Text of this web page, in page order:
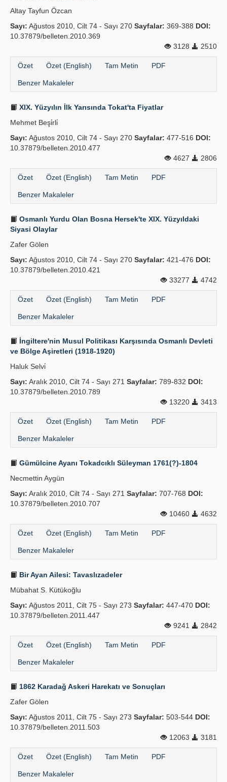
Altay Tayfun Özcan
Sayı: Ağustos 2010, Cilt 74 - Sayı 270 Sayfalar: 369-388 DOI:
10.37879/belleten.2010.369
3128
2510
Özet Özet (English) Tam Metin PDF
Benzer Makaleler
XIX. Yüzyılın İlk Yarısında Tokat'ta Fiyatlar
Mehmet Beşi̇rli̇
Sayı: Ağustos 2010, Cilt 74 - Sayı 270 Sayfalar: 477-516 DOI:
10.37879/belleten.2010.477
4627
2806
Özet Özet (English) Tam Metin PDF
Benzer Makaleler
Osmanlı Yurdu Olan Bosna Hersek'te XIX. Yüzyıldaki
Siyasi Olaylar
Zafer Gölen
Sayı: Ağustos 2010, Cilt 74 - Sayı 270 Sayfalar: 421-476 DOI:
10.37879/belleten.2010.421
33277
4742
Özet Özet (English) Tam Metin PDF
Benzer Makaleler
İngiltere'nin Musul Politikası Karşısında Osmanlı Devleti
ve Bölge Aşiretleri (1918-1920)
Haluk Selvi̇
Sayı: Aralık 2010, Cilt 74 - Sayı 271 Sayfalar: 789-832 DOI:
10.37879/belleten.2010.789
13220
3413
Özet Özet (English) Tam Metin PDF
Benzer Makaleler
Gümülcine Ayanı Tokadcıklı Süleyman 1761(?)-1804
Necmettin Aygün
Sayı: Aralık 2010, Cilt 74 - Sayı 271 Sayfalar: 707-768 DOI:
10.37879/belleten.2010.707
10460
4632
Özet Özet (English) Tam Metin PDF
Benzer Makaleler
Bir Ayan Ailesi: Tavaslızadeler
Mübahat S. Kütükoğlu
Sayı: Ağustos 2011, Cilt 75 - Sayı 273 Sayfalar: 447-470 DOI:
10.37879/belleten.2011.447
9241
2842
Özet Özet (English) Tam Metin PDF
Benzer Makaleler
1862 Karadağ Askeri Harekatı ve Sonuçları
Zafer Gölen
Sayı: Ağustos 2011, Cilt 75 - Sayı 273 Sayfalar: 503-544 DOI:
10.37879/belleten.2011.503
12063
3181
Özet Özet (English) Tam Metin PDF
Benzer Makaleler